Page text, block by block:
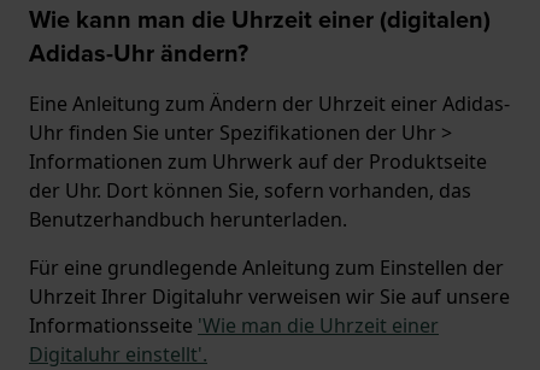
Wie kann man die Uhrzeit einer (digitalen)
Adidas-Uhr ändern?
Eine Anleitung zum Ändern der Uhrzeit einer Adidas-
Uhr finden Sie unter Spezifikationen der Uhr >
Informationen zum Uhrwerk auf der Produktseite
der Uhr. Dort können Sie, sofern vorhanden, das
Benutzerhandbuch herunterladen.
Für eine grundlegende Anleitung zum Einstellen der
Uhrzeit Ihrer Digitaluhr verweisen wir Sie auf unsere
Informationsseite 'Wie man die Uhrzeit einer
Digitaluhr einstellt'.